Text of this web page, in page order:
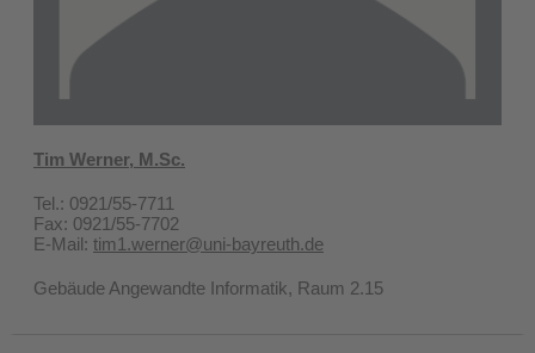
Tim Werner, M.Sc.
Tel.: 0921/55-7711
Fax: 0921/55-7702
E-Mail: tim1.werner@uni-bayreuth.de
Gebäude Angewandte Informatik, Raum 2.15